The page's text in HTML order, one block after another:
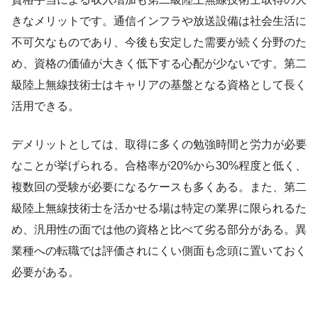
きなメリットです。通信インフラや放送設備は社会生活に
不可欠なものであり、今後も安定した需要が続く分野のた
め、資格の価値が大きく低下する心配が少ないです。第二
級陸上無線技術士はキャリアの基盤となる資格として長く
活用できる。
デメリットとしては、取得に多くの勉強時間と労力が必要
なことが挙げられる。合格率が20%から30%程度と低く、
複数回の受験が必要になるケースも多くある。また、第二
級陸上無線技術士を活かせる場は特定の業界に限られるた
め、汎用性の面では他の資格と比べて劣る部分がある。異
業種への転職では評価されにくい側面も念頭に置いておく
必要がある。